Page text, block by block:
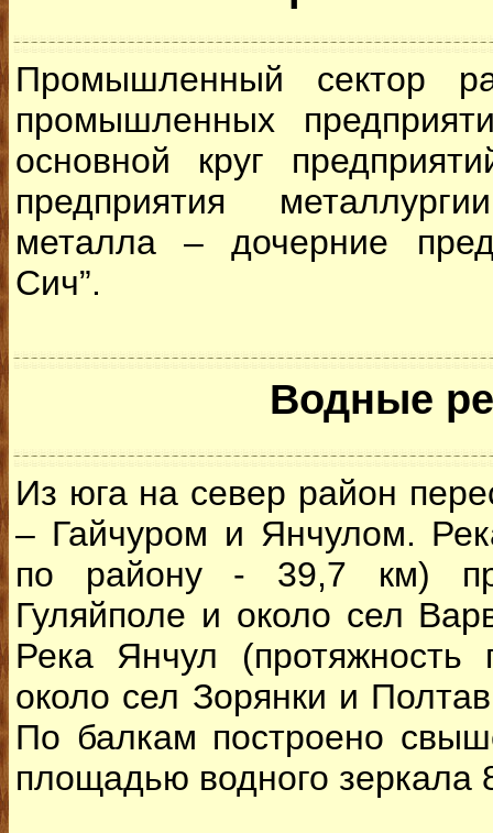
Промышленный сектор
промышленных
основной круг
предприятия
металла – дочерние
Сич”.
Водные
Из юга на север район
– Гайчуром и Янчулом.
по району - 39,7 км)
Гуляйполе и около сел
Река Янчул
около сел Зорянки и
По балкам построено
площадью водного зеркала